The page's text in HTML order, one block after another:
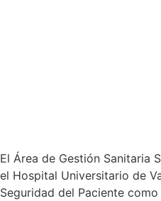
El Área de Gestión Sanitaria
el Hospital Universitario de
Seguridad del Paciente